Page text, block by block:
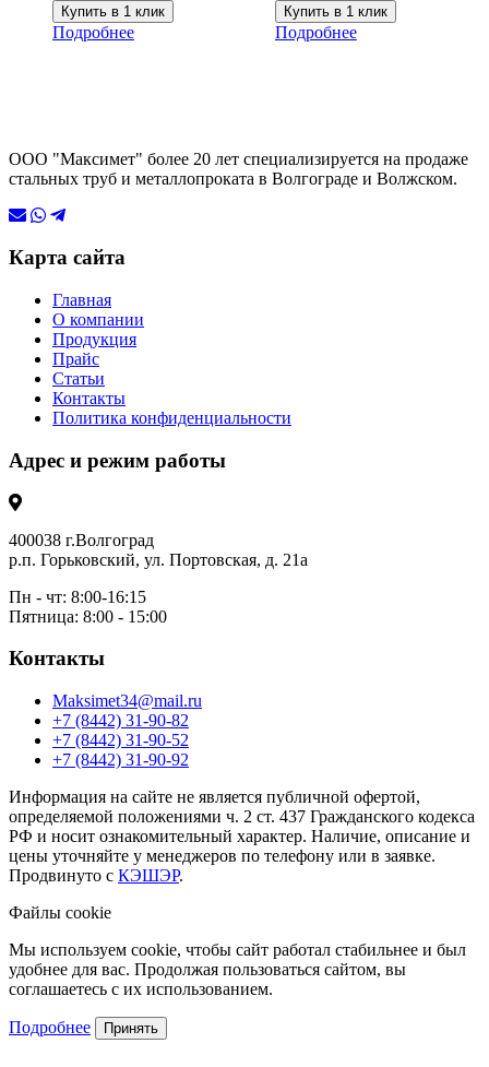
Купить в 1 клик
Подробнее
Купить в 1 клик
Подробнее
ООО "Максимет" более 20 лет специализируется на продаже
стальных труб и металлопроката в Волгограде и Волжском.
Карта сайта
Главная
О компании
Продукция
Прайс
Статьи
Контакты
Политика конфиденциальности
Адрес и режим работы
400038 г.Волгоград
р.п. Горьковский, ул. Портовская, д. 21а
Пн - чт: 8:00-16:15
Пятница: 8:00 - 15:00
Контакты
Maksimet34@mail.ru
+7 (8442) 31-90-82
+7 (8442) 31-90-52
+7 (8442) 31-90-92
Информация на сайте не является публичной офертой,
определяемой положениями ч. 2 ст. 437 Гражданского кодекса
РФ и носит ознакомительный характер. Наличие, описание и
цены уточняйте у менеджеров по телефону или в заявке.
Продвинуто с КЭШЭР.
Файлы cookie
Мы используем cookie, чтобы сайт работал стабильнее и был
удобнее для вас. Продолжая пользоваться сайтом, вы
соглашаетесь с их использованием.
Подробнее Принять